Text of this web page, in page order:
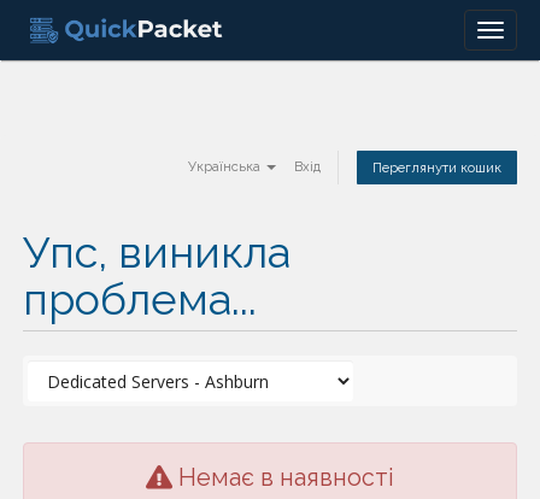
Menu
Українська Вхід Переглянути кошик
Упс, виникла
проблема...
Немає в наявності